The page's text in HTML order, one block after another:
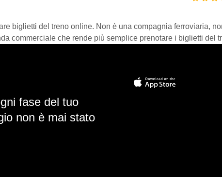
biglietti del treno online. Non è una compagnia ferroviaria,
commerciale che rende più semplice prenotare i biglietti del
fase del tuo
non è mai stato